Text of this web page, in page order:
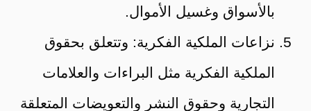
بالأسواق وغسيل الأموال.
نزاعات الملكية الفكرية: وتتعلق بحقوق
الملكية الفكرية مثل البراءات والعلامات
التجارية وحقوق النشر والتعويضات المتعلقة